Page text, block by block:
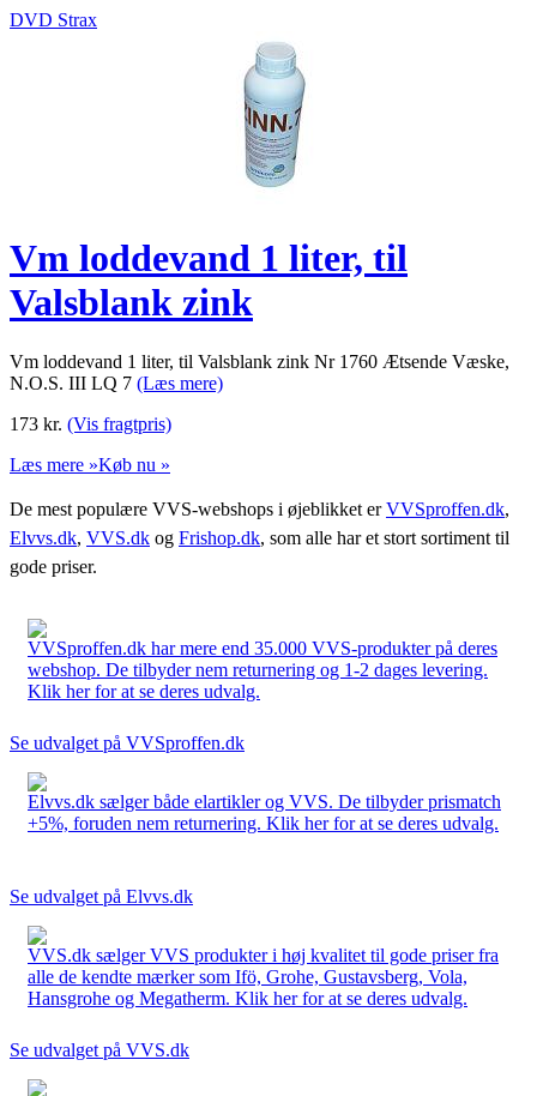
DVD Strax
Vm loddevand 1 liter, til
Valsblank zink
Vm loddevand 1 liter, til Valsblank zink Nr 1760 Ætsende Væske,
N.O.S. III LQ 7 (Læs mere)
173 kr. (Vis fragtpris)
Læs mere »Køb nu »
De mest populære VVS-webshops i øjeblikket erVVSproffen.dk,
Elvvs.dk, VVS.dk og Frishop.dk, som alle har et stort sortiment til
gode priser.
VVSproffen.dk har mere end 35.000 VVS-produkter på deres
webshop. De tilbyder nem returnering og 1-2 dages levering.
Klik her for at se deres udvalg.
Se udvalget på VVSproffen.dk
Elvvs.dk sælger både elartikler og VVS. De tilbyder prismatch
+5%, foruden nem returnering. Klik her for at se deres udvalg.
Se udvalget på Elvvs.dk
VVS.dk sælger VVS produkter i høj kvalitet til gode priser fra
alle de kendte mærker som Ifö, Grohe, Gustavsberg, Vola,
Hansgrohe og Megatherm. Klik her for at se deres udvalg.
Se udvalget på VVS.dk